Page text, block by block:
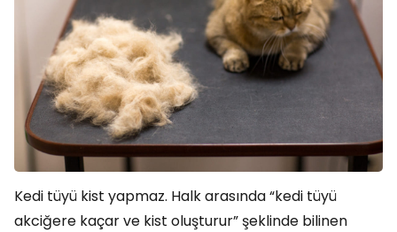
Kedi tüyü kist yapmaz. Halk arasında “kedi tüyü
akciğere kaçar ve kist oluşturur” şeklinde bilinen